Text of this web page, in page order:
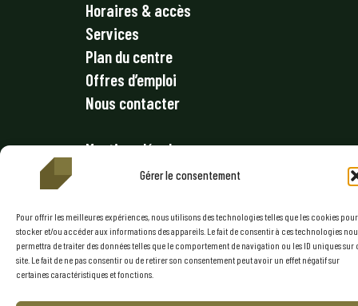
Gérer le consentement
Pour offrir les meilleures expériences, nous utilisons des technologies telles que les cookies pour
stocker et/ou accéder aux informations des appareils. Le fait de consentir à ces technologies
permettra de traiter des données telles que le comportement de navigation ou les ID uniques sur
site. Le fait de ne pas consentir ou de retirer son consentement peut avoir un effet négatif sur
certaines caractéristiques et fonctions.
Horaires & accès
Services
Plan du centre
Offres d’emploi
Nous contacter
Mentions légales
Politique de confidentialité
Politique de cookies (UE)
RESTEZ CONNECTÉ